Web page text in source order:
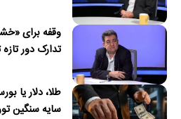
وقفه برای
تدارک دور
طلا، دلار یا
سایه سنگین